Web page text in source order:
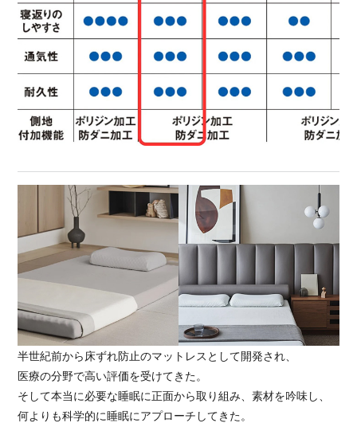
半世紀前から床ずれ防止のマットレスとして開発され、
医療の分野で高い評価を受けてきた。
そして本当に必要な睡眠に正面から取り組み、素材を吟味し、
何よりも科学的に睡眠にアプローチしてきた。